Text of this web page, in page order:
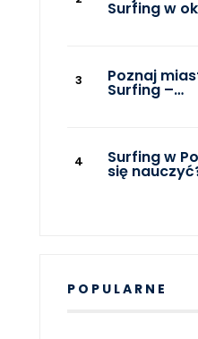
Surfing w
Poznaj
Surfing –…
Surfing w
się
POPULARNE